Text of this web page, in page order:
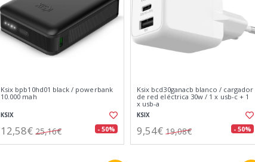
Ksix bpb10hd01 black / powerbank
10.000 mah
KSIX
12,58€ 25,16€ - 50%
Ksix bcd30ganacb blanco / cargador
de red eléctrica 30w / 1 x usb-c + 1
x usb-a
KSIX
9,54€ 19,08€ - 50%